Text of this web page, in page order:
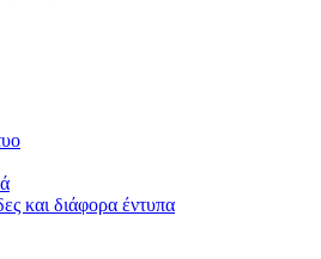
και διάφορα έντυπα